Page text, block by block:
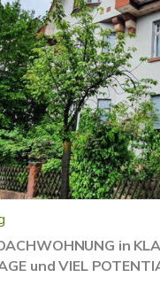
in
und VIEL